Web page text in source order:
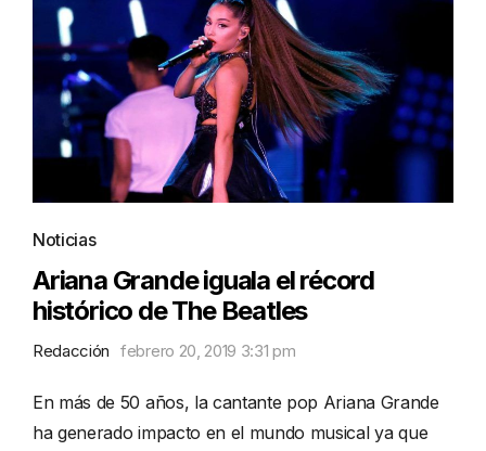
Noticias
Ariana Grande iguala el récord
histórico de The Beatles
Redacción febrero 20, 2019 3:31 pm
En más de 50 años, la cantante pop Ariana Grande
ha generado impacto en el mundo musical ya que